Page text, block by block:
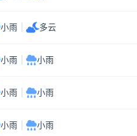
小雨 多云
小雨 小雨
小雨 小雨
小雨 小雨